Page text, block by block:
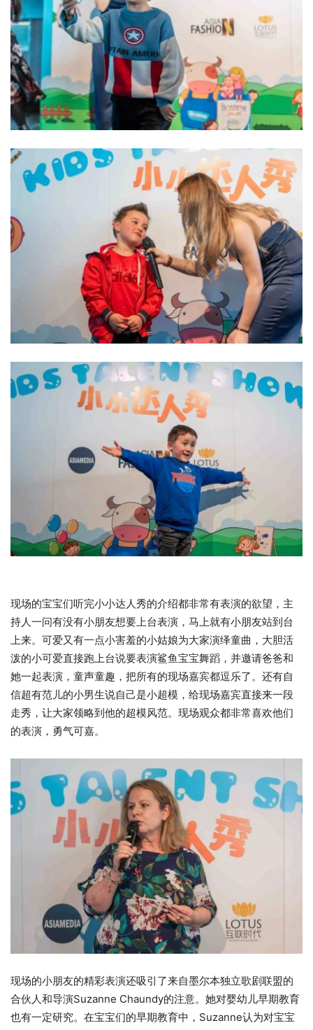
现场的宝宝们听完小小达人秀的介绍都非常有表演的欲望，主
持人一问有没有小朋友想要上台表演，马上就有小朋友站到台
上来。可爱又有一点小害羞的小姑娘为大家演绎童曲，大胆活
泼的小可爱直接跑上台说要表演鲨鱼宝宝舞蹈，并邀请爸爸和
她一起表演，童声童趣，把所有的现场嘉宾都逗乐了。还有自
信超有范儿的小男生说自己是小超模，给现场嘉宾直接来一段
走秀，让大家领略到他的超模风范。现场观众都非常喜欢他们
的表演，勇气可嘉。
现场的小朋友的精彩表演还吸引了来自墨尔本独立歌剧联盟的
合伙人和导演Suzanne Chaundy的注意。她对婴幼儿早期教育
也有一定研究。在宝宝们的早期教育中，Suzanne认为对宝宝